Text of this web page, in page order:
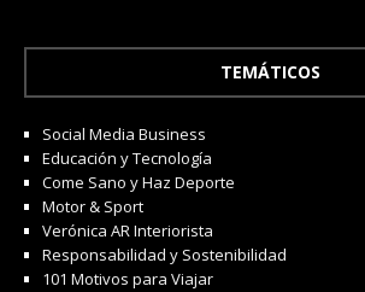
TEMÁTICOS
Social Media Business
Educación y Tecnología
Come Sano y Haz Deporte
Motor & Sport
Verónica AR Interiorista
Responsabilidad y Sostenibilidad
101 Motivos para Viajar